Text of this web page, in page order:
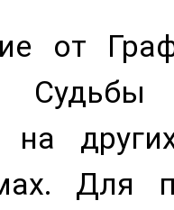
от
на
Для